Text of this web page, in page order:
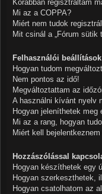
Korábban regisztráltam
Mi az a COPPA?
Miért nem tudok
Mit csinál a „Fórum sütik
Felhasználói beállítások
Hogyan tudom
Nem pontos az idő!
Megváltoztattam az
A használni kívánt nyelv
Hogyan jeleníthetek
Mi az a rang, hogyan
Miért kell
Hozzászólással
Hogyan készíthetek egy
Hogyan szerkeszthetek,
Hogyan csatolhatom az